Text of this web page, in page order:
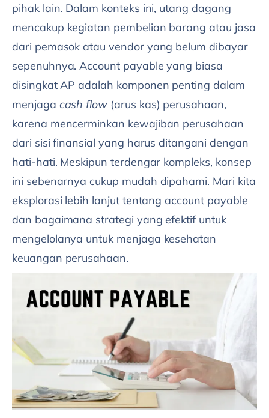
pihak lain. Dalam konteks ini, utang dagang
mencakup kegiatan pembelian barang atau jasa
dari pemasok atau vendor yang belum dibayar
sepenuhnya. Account payable yang biasa
disingkat AP adalah komponen penting dalam
menjaga cash flow (arus kas) perusahaan,
karena mencerminkan kewajiban perusahaan
dari sisi finansial yang harus ditangani dengan
hati-hati. Meskipun terdengar kompleks, konsep
ini sebenarnya cukup mudah dipahami. Mari kita
eksplorasi lebih lanjut tentang account payable
dan bagaimana strategi yang efektif untuk
mengelolanya untuk menjaga kesehatan
keuangan perusahaan.